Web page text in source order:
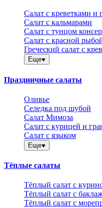
Салат с креветками и
Салат с кальмарами
Салат с тунцом
Салат с красной
Греческий салат с
Еще
Праздничные салаты
Оливье
Селедка под шубой
Салат Мимоза
Салат с курицей и
Салат с языком
Еще
Тёплые салаты
Тёплый салат с
Тёплый салат с
Тёплый салат с